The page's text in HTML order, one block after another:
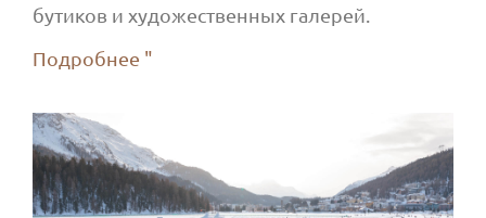
бутиков и художественных галерей.
Подробнее "